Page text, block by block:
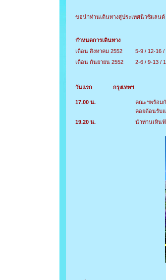
ขอนำท่านเดินทางสู่ประเทศนิวซีแลน
กำหนดการเดินทาง
เดือน สิงหาคม 2552
5-9 / 12-16
เดือน กันยายน 2552
2-6 / 9-13 /
วันแรก กรุงเทพฯ
17.00 น.
คณะฯพร้อม
คอยต้อนรับ
19.20 น.
นำท่านเหิน